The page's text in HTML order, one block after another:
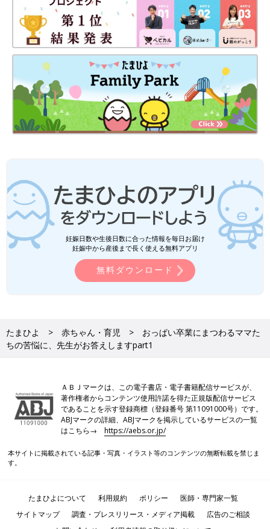
妊娠日数や生後日数に合った情報を毎日お届け
妊娠中から産後まで長く使える無料アプリ
無料ダウンロード
たまひよ 赤ちゃん・育児
おっぱい卒業にまつわるママた
ちの苦悩に、先生がお答えしますpart1
ＡＢＪマークは、この電子書店・電子書籍配信サービスが、
著作権者からコンテンツ使用許諾を得た正規版配信サービス
であることを示す登録商標（登録番号 第11091000号）です。
ABJマークの詳細、ABJマークを掲示しているサービスの一覧
はこちら→https://aebs.or.jp/
本サイトに掲載されている記事・写真・イラスト等のコンテンツの無断転載を禁じま
す。
たまひよについて 利用規約 ポリシー
医師・専門家一覧
サイトマップ
調査・プレスリリース・メディア掲載
広告のご相談